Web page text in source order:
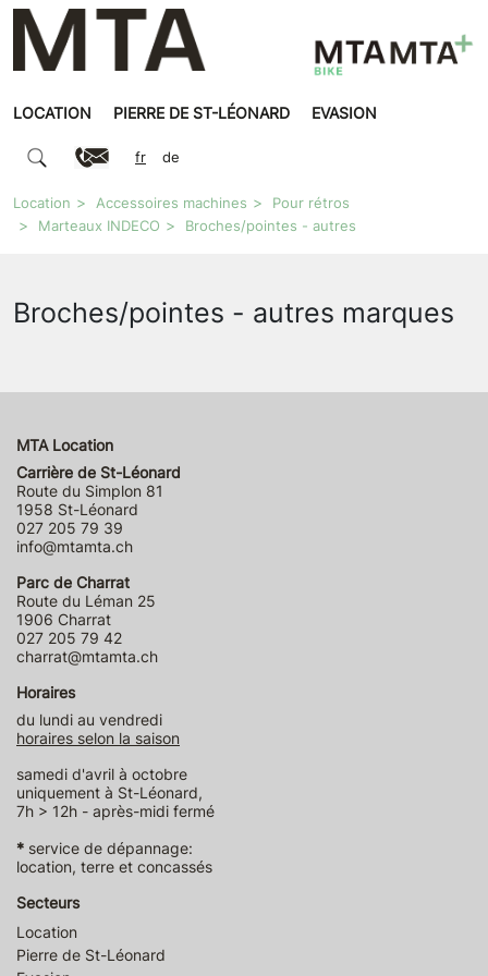
LOCATION PIERRE DE ST-LÉONARD EVASION
fr de
Location Accessoires machines
Pour rétros
Marteaux INDECO
Broches/pointes - autres
Broches/pointes - autres marques
MTA Location
Carrière de St-Léonard
Route du Simplon 81
1958 St-Léonard
027 205 79 39
info@mtamta.ch
Parc de Charrat
Route du Léman 25
1906 Charrat
027 205 79 42
charrat@mtamta.ch
Horaires
du lundi au vendredi
horaires selon la saison
samedi d'avril à octobre
uniquement à St-Léonard,
7h > 12h - après-midi fermé
* service de dépannage:
location, terre et concassés
Secteurs
Location
Pierre de St-Léonard